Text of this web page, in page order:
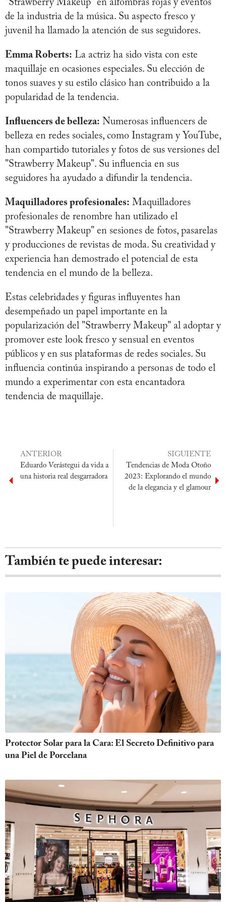
"Strawberry Makeup" en alfombras rojas y eventos
de la industria de la música. Su aspecto fresco y
juvenil ha llamado la atención de sus seguidores.
Emma Roberts: La actriz ha sido vista con este
maquillaje en ocasiones especiales. Su elección de
tonos suaves y su estilo clásico han contribuido a la
popularidad de la tendencia.
Influencers de belleza: Numerosas influencers de
belleza en redes sociales, como Instagram y YouTube,
han compartido tutoriales y fotos de sus versiones del
"Strawberry Makeup". Su influencia en sus
seguidores ha ayudado a difundir la tendencia.
Maquilladores profesionales: Maquilladores
profesionales de renombre han utilizado el
"Strawberry Makeup" en sesiones de fotos, pasarelas
y producciones de revistas de moda. Su creatividad y
experiencia han demostrado el potencial de esta
tendencia en el mundo de la belleza.
Estas celebridades y figuras influyentes han
desempeñado un papel importante en la
popularización del "Strawberry Makeup" al adoptar y
promover este look fresco y sensual en eventos
públicos y en sus plataformas de redes sociales. Su
influencia continúa inspirando a personas de todo el
mundo a experimentar con esta encantadora
tendencia de maquillaje.
ANTERIOR
Eduardo Verástegui da vida a
una historia real desgarradora
SIGUIENTE
Tendencias de Moda Otoño
2023: Explorando el mundo
de la elegancia y el glamour
También te puede interesar:
Protector Solar para la Cara: El Secreto Definitivo para
una Piel de Porcelana